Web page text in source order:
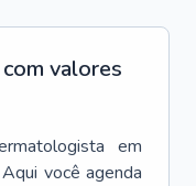
valores
em
você agenda